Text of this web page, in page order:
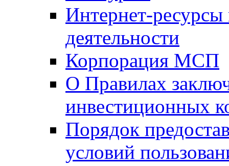
Интернет-
деятельности
Корпорация МСП
О Правилах
инвестиционных
Порядок
условий